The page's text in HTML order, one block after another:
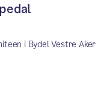
i Bydel Vestre Aker